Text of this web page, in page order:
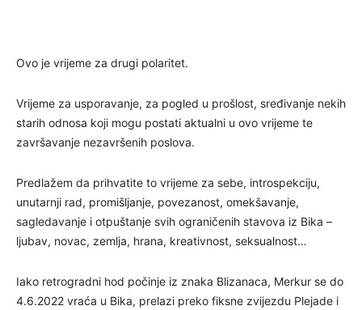
Ovo je vrijeme za drugi polaritet.
Vrijeme za usporavanje, za pogled u prošlost, sređivanje nekih
starih odnosa koji mogu postati aktualni u ovo vrijeme te
završavanje nezavršenih poslova.
Predlažem da prihvatite to vrijeme za sebe, introspekciju,
unutarnji rad, promišljanje, povezanost, omekšavanje,
sagledavanje i otpuštanje svih ograničenih stavova iz Bika –
ljubav, novac, zemlja, hrana, kreativnost, seksualnost…
Iako retrogradni hod počinje iz znaka Blizanaca, Merkur se do
4.6.2022 vraća u Bika, prelazi preko fiksne zvijezdu Plejade i